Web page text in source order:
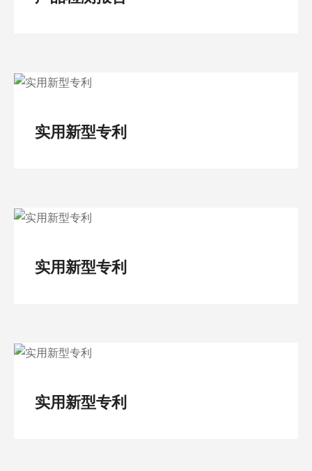
实用新型专利
实用新型专利
实用新型专利